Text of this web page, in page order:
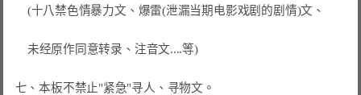
七、本板不禁止"紧急"寻人、寻物文。